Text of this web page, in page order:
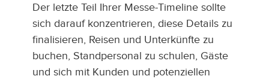
Der letzte Teil Ihrer Messe-Timeline sollte
sich darauf konzentrieren, diese Details zu
finalisieren, Reisen und Unterkünfte zu
buchen, Standpersonal zu schulen, Gäste
und sich mit Kunden und potenziellen